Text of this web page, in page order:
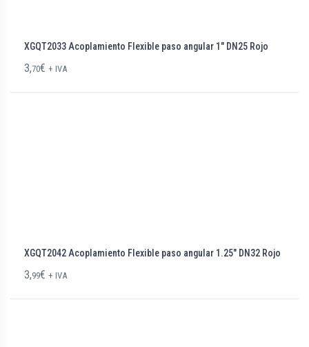
XGQT2033 Acoplamiento Flexible paso angular 1″ DN25 Rojo
3,70€ + IVA
XGQT2042 Acoplamiento Flexible paso angular 1.25″ DN32 Rojo
3,99€ + IVA